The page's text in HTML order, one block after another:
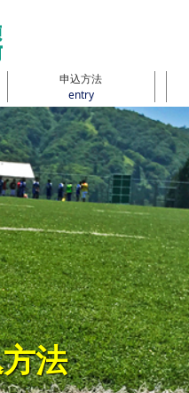
申込方法
entry
法